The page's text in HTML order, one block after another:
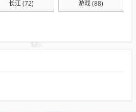
长江(72) 游戏(88)